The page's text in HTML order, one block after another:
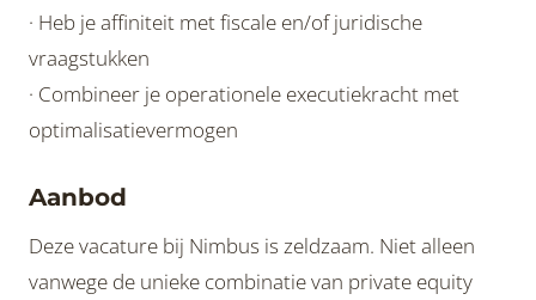
· Heb je affiniteit met fiscale en/of juridische
vraagstukken
· Combineer je operationele executiekracht met
optimalisatievermogen
Aanbod
Deze vacature bij Nimbus is zeldzaam. Niet alleen
vanwege de unieke combinatie van private equity